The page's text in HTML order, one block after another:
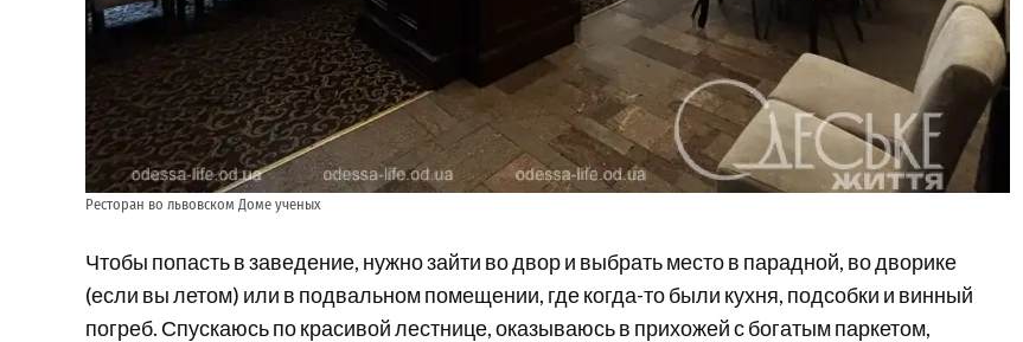
Ресторан во львовском Доме ученых
Чтобы попасть в заведение, нужно зайти во двор и выбрать место в парадной, во дворике
(если вы летом) или в подвальном помещении, где когда-то были кухня, подсобки и винный
погреб. Спускаюсь по красивой лестнице, оказываюсь в прихожей с богатым паркетом,